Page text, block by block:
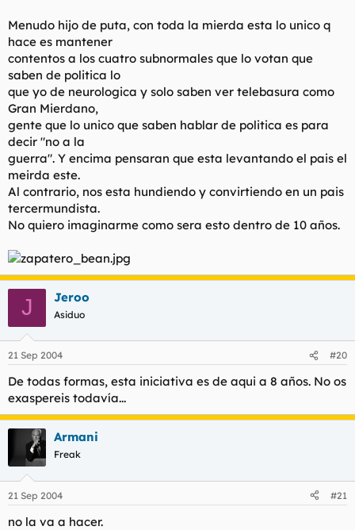
Menudo hijo de puta, con toda la mierda esta lo unico q
hace es mantener
contentos a los cuatro subnormales que lo votan que
saben de politica lo
que yo de neurologica y solo saben ver telebasura como
Gran Mierdano,
gente que lo unico que saben hablar de politica es para
decir "no a la
guerra". Y encima pensaran que esta levantando el pais el
meirda este.
Al contrario, nos esta hundiendo y convirtiendo en un pais
tercermundista.
No quiero imaginarme como sera esto dentro de 10 años.
J Jeroo
Asiduo
21 Sep 2004 #20
De todas formas, esta iniciativa es de aqui a 8 años. No os
exaspereis todavía...
Armani
Freak
21 Sep 2004 #21
no la va a hacer.